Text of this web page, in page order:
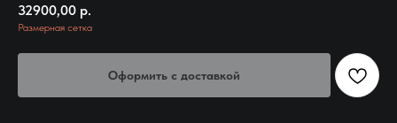
32900,00 р.
Размерная сетка
Оформить с доставкой